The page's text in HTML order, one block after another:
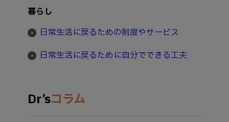
暮らし
日常生活に戻るための制度やサービス
日常生活に戻るために自分でできる工夫
Dr’sコラム